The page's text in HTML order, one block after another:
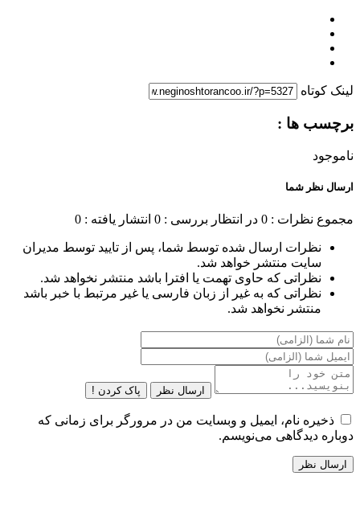
لینک کوتاه
برچسب ها :
ناموجود
ارسال نظر شما
مجموع نظرات : 0 در انتظار بررسی : 0 انتشار یافته : 0
نظرات ارسال شده توسط شما، پس از تایید توسط مدیران
سایت منتشر خواهد شد.
نظراتی که حاوی تهمت یا افترا باشد منتشر نخواهد شد.
نظراتی که به غیر از زبان فارسی یا غیر مرتبط با خبر باشد
منتشر نخواهد شد.
ارسال نظر پاک کردن !
ذخیره نام، ایمیل و وبسایت من در مرورگر برای زمانی که
دوباره دیدگاهی می‌نویسم.